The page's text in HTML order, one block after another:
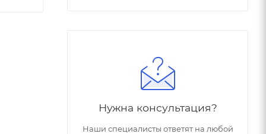
Нужна консультация?
Наши специалисты ответят на любой